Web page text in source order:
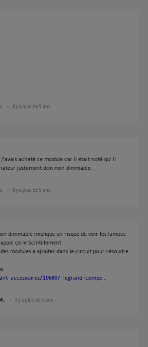
il y a plus de 5 ans
acheté ce module car il était noté qu' il
justement don non dimmable.
il y a plus de 5 ans
dimmable implique un risque de voir les lampes
ça le Scintillement.
modules a ajouter dans le circuit pour résoudre
accessoires/106807-legrand-compe...
il y a plus de 5 ans